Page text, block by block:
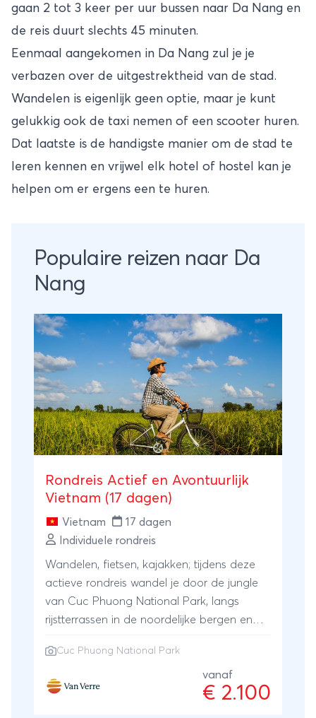
gaan 2 tot 3 keer per uur bussen naar Da Nang en
de reis duurt slechts 45 minuten.
Eenmaal aangekomen in Da Nang zul je je
verbazen over de uitgestrektheid van de stad.
Wandelen is eigenlijk geen optie, maar je kunt
gelukkig ook de taxi nemen of een scooter huren.
Dat laatste is de handigste manier om de stad te
leren kennen en vrijwel elk hotel of hostel kan je
helpen om er ergens een te huren.
Populaire reizen naar Da
Nang
Rondreis Actief en Avontuurlijk
Vietnam (17 dagen)
Vietnam
17 dagen
Individuele rondreis
Wandelen, fietsen, kajakken; tijdens deze
actieve rondreis wandel je door de jungle
van Cuc Phuong National Park, langs
rijstterrassen in de noordelijke bergen en
dorpjes. De verblijven voegen toe aan het
avontuur. Een nacht in de trein, op een
traditioneel schip, in homestays bij de
Cuc Phuong National Park
vanaf
€ 2.100